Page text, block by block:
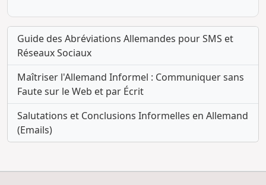
Guide des Abréviations Allemandes pour SMS et
Réseaux Sociaux
Maîtriser l'Allemand Informel : Communiquer sans
Faute sur le Web et par Écrit
Salutations et Conclusions Informelles en Allemand
(Emails)